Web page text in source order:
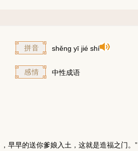
拼音 shěng yī jié shí
感情 中性成语
，早早的送你爹娘入土，这就是造福之门。”